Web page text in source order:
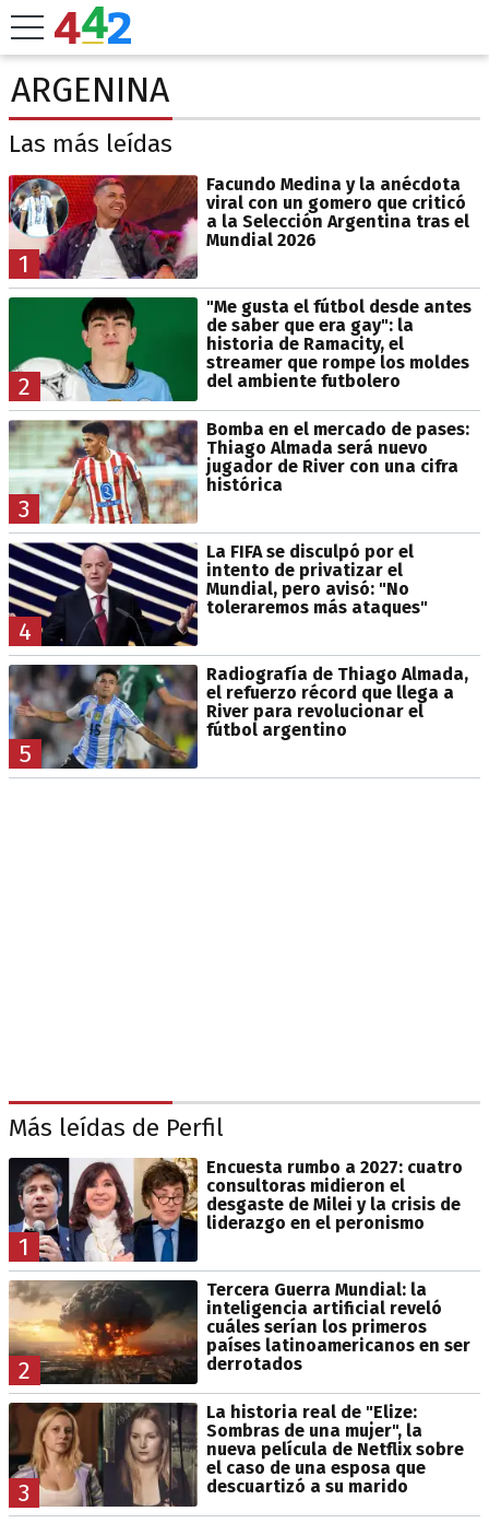
ARGENINA
Las más leídas
1
Facundo Medina y la anécdota
viral con un gomero que criticó
a la Selección Argentina tras el
Mundial 2026
2
"Me gusta el fútbol desde antes
de saber que era gay": la
historia de Ramacity, el
streamer que rompe los moldes
del ambiente futbolero
3
Bomba en el mercado de pases:
Thiago Almada será nuevo
jugador de River con una cifra
histórica
4
La FIFA se disculpó por el
intento de privatizar el
Mundial, pero avisó: "No
toleraremos más ataques"
5
Radiografía de Thiago Almada,
el refuerzo récord que llega a
River para revolucionar el
fútbol argentino
Más leídas de Perfil
1
Encuesta rumbo a 2027: cuatro
consultoras midieron el
desgaste de Milei y la crisis de
liderazgo en el peronismo
2
Tercera Guerra Mundial: la
inteligencia artificial reveló
cuáles serían los primeros
países latinoamericanos en ser
derrotados
3
La historia real de "Elize:
Sombras de una mujer", la
nueva película de Netflix sobre
el caso de una esposa que
descuartizó a su marido